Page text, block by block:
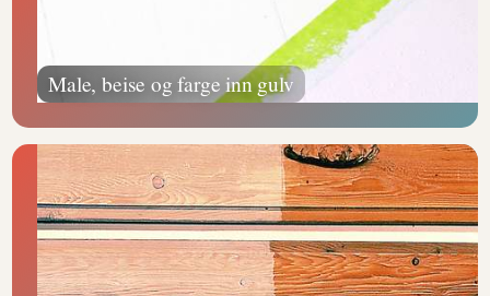
Male, beise og farge inn gulv